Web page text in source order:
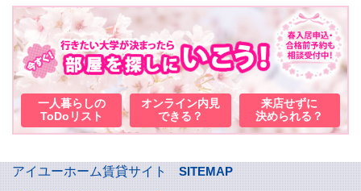
一人暮らしの
ToDoリスト
オンライン内見
できる？
来店せずに
決められる？
アイユーホーム賃貸サイト
SITEMAP